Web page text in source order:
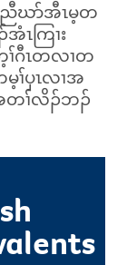
ညီဃာ်အီၤမ့တ
ၤကြၢး
ၢ်ဂီၤတလၢတ
ၢ်ပှၤလၢအ
တၢ်လိၣ်ဘၣ်